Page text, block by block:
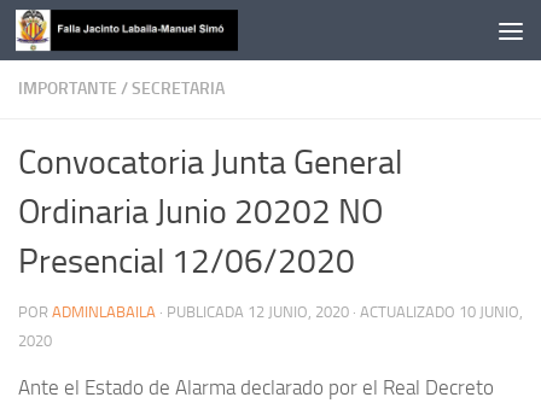
Saltar al contenido
IMPORTANTE /SECRETARIA
Convocatoria Junta General
Ordinaria Junio 20202 NO
Presencial 12/06/2020
POR ADMINLABAILA · PUBLICADA 12 JUNIO, 2020 · ACTUALIZADO 10 JUNIO,
2020
Ante el Estado de Alarma declarado por el Real Decreto